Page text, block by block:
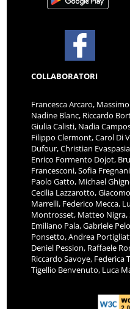
COLLABORATORI
Francesca Arcaro,
Nadine Blanc, Riccardo
Giulia Calisti, Nadia
Filippo Clermont, Carol Di
Dufour, Christian
Enrico Formento Dojot,
Francesconi, Sofia
Paolo Gatto, Michael
Cecilia Lazzarotto,
Marrelli, Federico Mecca,
Montrosset, Matteo Nigra,
Emiliano Pala, Gabriele
Ponsetto, Andrea
Deniel Pession, Raffaele
Riccardo Savoye, Federica
Tigellio Benvenuto, Luca